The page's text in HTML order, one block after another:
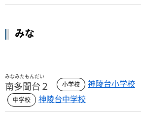
みな
みなみたもんだい
南多聞台２
神陵台小学校
神陵台中学校